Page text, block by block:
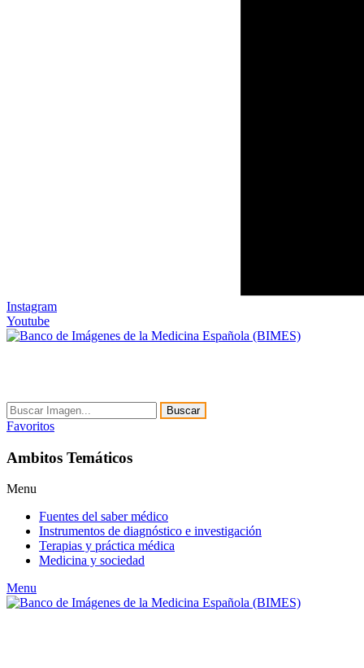
Instagram
Youtube
Buscar
Favoritos
Ambitos Temáticos
Menu
Fuentes del saber médico
Instrumentos de diagnóstico e investigación
Terapias y práctica médica
Medicina y sociedad
Menu